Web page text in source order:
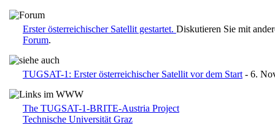
Erster österreichischer Satellit gestartet. Diskutieren Sie mit
Forum.
TUGSAT-1: Erster österreichischer Satellit vor dem Start - 6.
The TUGSAT-1-BRITE-Austria Project
Technische Universität Graz